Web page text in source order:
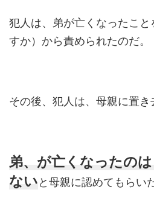
犯人は、弟が亡くなったこ
すか）から責められたのだ。
その後、犯人は、母親に置き
弟、が亡くなったの
ないと母親に認めてもらい